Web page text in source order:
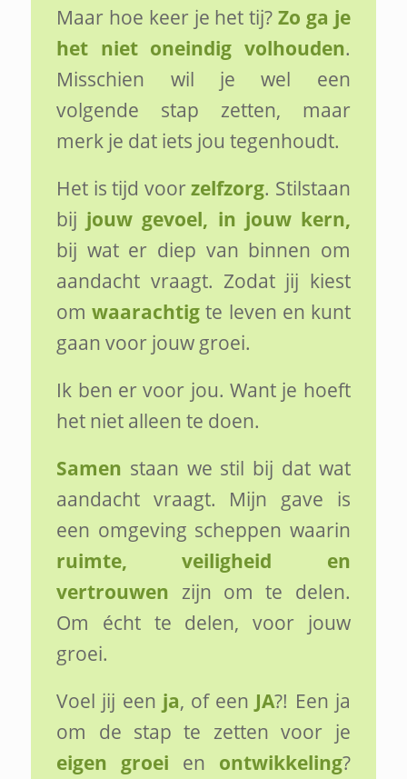
Maar hoe keer je het tij?Zo ga je
het niet oneindig volhouden.
Misschien wil je wel een
volgende stap zetten, maar
merk je dat iets jou tegenhoudt.
Het is tijd voorzelfzorg. Stilstaan
bij jouw gevoel, in jouw kern,
bij wat er diep van binnen om
aandacht vraagt. Zodat jij kiest
omwaarachtig te leven en kunt
gaan voor jouw groei.
Ik ben er voor jou. Want je hoeft
het niet alleen te doen.
Samen staan we stil bij dat wat
aandacht vraagt. Mijn gave is
een omgeving scheppen waarin
ruimte, veiligheid en
vertrouwen zijn om te delen.
Om écht te delen, voor jouw
groei.
Voel jij een ja, of een JA?! Een ja
om de stap te zetten voor je
eigen groei en ontwikkeling?